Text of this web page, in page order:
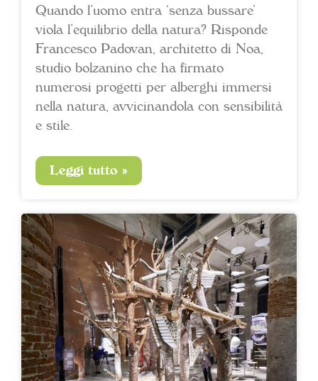
Quando l’uomo entra ‘senza bussare’
viola l’equilibrio della natura? Risponde
Francesco Padovan, architetto di Noa,
studio bolzanino che ha firmato
numerosi progetti per alberghi immersi
nella natura, avvicinandola con sensibilità
e stile.
Leggi tutto »